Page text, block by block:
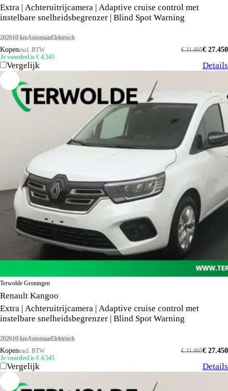
Extra | Achteruitrijcamera | Adaptive cruise control met
instelbare snelheidsbegrenzer | Blind Spot Warning
202610 kmAutomaatElektrisch
Kopenexcl. BTW € 27.450
€ 31.995
Je voordeel is € 4.545
Vergelijk Details
Terwolde Groningen
Renault Kangoo
Extra | Achteruitrijcamera | Adaptive cruise control met
instelbare snelheidsbegrenzer | Blind Spot Warning
202610 kmAutomaatElektrisch
Kopenexcl. BTW € 27.450
€ 31.995
Je voordeel is € 4.545
Vergelijk Details